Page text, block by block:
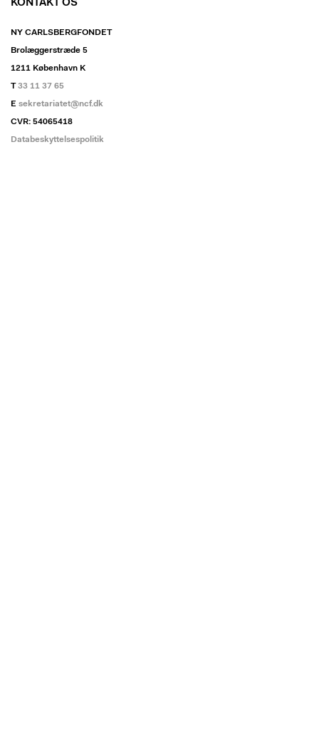
KONTAKT OS
NY CARLSBERGFONDET
Brolæggerstræde 5
1211 København K
T 33 11 37 65
E sekretariatet@ncf.dk
CVR: 54065418
Databeskyttelsespolitik